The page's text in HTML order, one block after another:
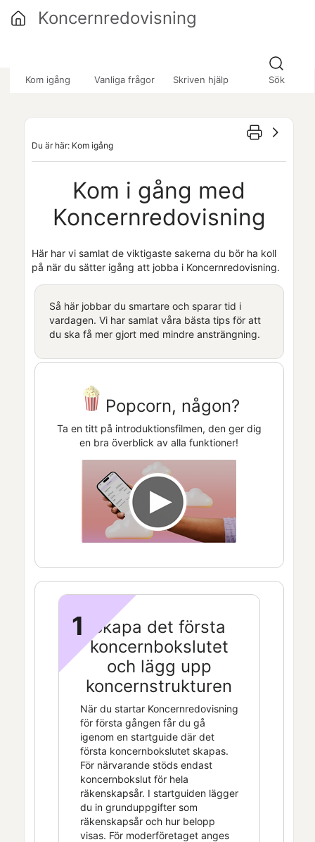
Kom igång Vanliga frågor Skriven hjälp Sök
Koncernredovisning
Du är här: Kom igång
Kom i gång med
Koncernredovisning
Här har vi samlat de viktigaste sakerna du bör ha koll
på när du sätter igång att jobba i Koncernredovisning.
Så här jobbar du smartare och sparar tid i
vardagen. Vi har samlat våra bästa tips för att
du ska få mer gjort med mindre ansträngning.
Popcorn, någon?
Ta en titt på introduktionsfilmen, den ger dig
en bra överblick av alla funktioner!
1
Skapa det första
koncernbokslutet
och lägg upp
koncernstrukturen
När du startar Koncernredovisning
för första gången får du gå
igenom en startguide där det
första koncernbokslutet skapas.
För närvarande stöds endast
koncernbokslut för hela
räkenskapsår. I startguiden lägger
du in grunduppgifter som
räkenskapsår och hur belopp
visas. För moderföretaget anges